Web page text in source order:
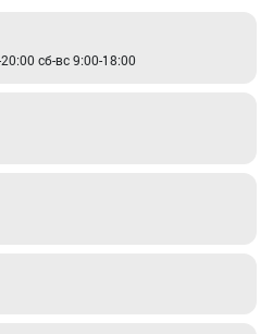
сб-вс 9:00-18:00